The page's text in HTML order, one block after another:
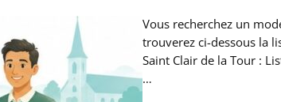
Vous recherchez un
trouverez ci-dessous la
Saint Clair de la Tour :
…